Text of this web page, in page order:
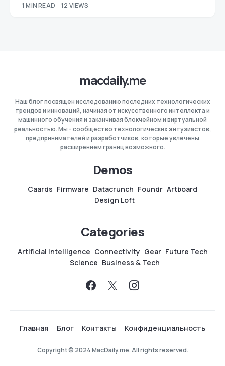
1 MIN READ 12 VIEWS
macdaily.me
Наш блог посвящен исследованию последних технологических
трендов и инноваций, начиная от искусственного интеллекта и
машинного обучения и заканчивая блокчейном и виртуальной
реальностью. Мы - сообщество технологических энтузиастов,
предпринимателей и разработчиков, которые увлечены
расширением границ возможного.
Demos
Caards Firmware Datacrunch Foundr Artboard
Design Loft
Categories
Artificial Intelligence Connectivity Gear Future Tech
Science Business & Tech
Главная Блог Контакты Конфиденциальность
Copyright © 2024 MacDaily.me. All rights reserved.